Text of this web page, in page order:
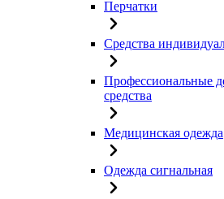
Перчатки
Средства
Профессиональные
средства
Медицинская одежда
Одежда сигнальная